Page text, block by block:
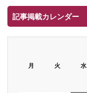
記事掲載カレンダー
月 火 水